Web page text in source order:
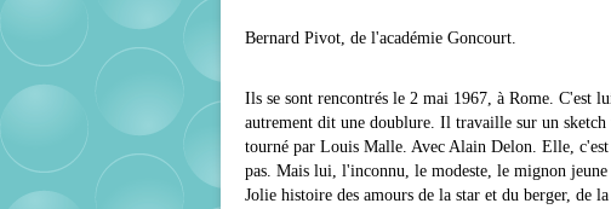
Bernard Pivot, de l'académie Goncourt.
Ils se sont rencontrés le 2 mai 1967, à Rome. C'est
autrement dit une doublure. Il travaille sur un
tourné par Louis Malle. Avec Alain Delon. Elle,
pas. Mais lui, l'inconnu, le modeste, le mignon
Jolie histoire des amours de la star et du berger, de